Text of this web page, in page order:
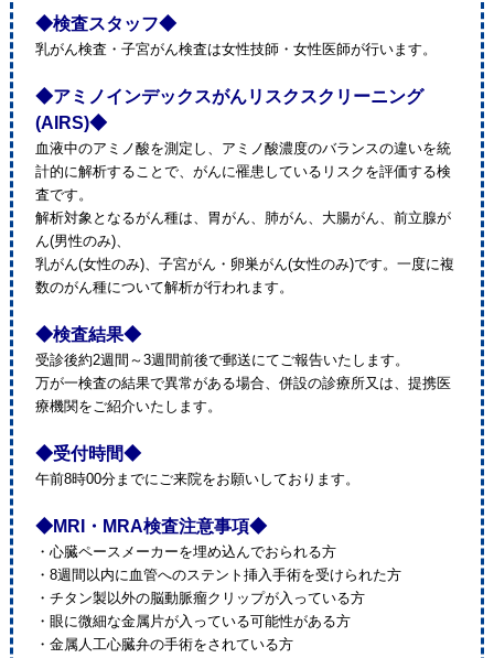
◆検査スタッフ◆
乳がん検査・子宮がん検査は女性技師・女性医師が行います。
◆アミノインデックスがんリスクスクリーニング
(AIRS)◆
血液中のアミノ酸を測定し、アミノ酸濃度のバランスの違いを統
計的に解析することで、がんに罹患しているリスクを評価する検
査です。
解析対象となるがん種は、胃がん、肺がん、大腸がん、前立腺が
ん(男性のみ)、
乳がん(女性のみ)、子宮がん・卵巣がん(女性のみ)です。一度に複
数のがん種について解析が行われます。
◆検査結果◆
受診後約2週間～3週間前後で郵送にてご報告いたします。
万が一検査の結果で異常がある場合、併設の診療所又は、提携医
療機関をご紹介いたします。
◆受付時間◆
午前8時00分までにご来院をお願いしております。
◆MRI・MRA検査注意事項◆
・心臓ペースメーカーを埋め込んでおられる方
・8週間以内に血管へのステント挿入手術を受けられた方
・チタン製以外の脳動脈瘤クリップが入っている方
・眼に微細な金属片が入っている可能性がある方
・金属人工心臓弁の手術をされている方